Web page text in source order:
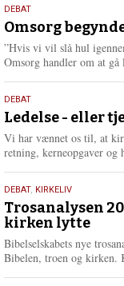
9.
juli
2026
DEBAT
Omsorg
”Hvis vi vil slå hul
Omsorg handler om at
10.
juni
2026
DEBAT
Ledelse - eller
Vi har vænnet os til, at
retning, kerneopgaver
2.
juni
2026
DEBAT, KIRKELIV
Trosanalysen
kirken lytte
Bibelselskabets nye
Bibelen, troen og